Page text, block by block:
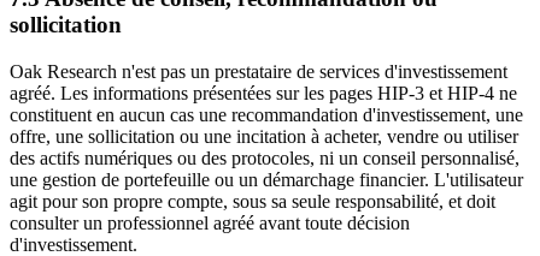
sollicitation
Oak Research n'est pas un prestataire de services d'investissement
agréé. Les informations présentées sur les pages HIP-3 et HIP-4 ne
constituent en aucun cas une recommandation d'investissement, une
offre, une sollicitation ou une incitation à acheter, vendre ou utiliser
des actifs numériques ou des protocoles, ni un conseil personnalisé,
une gestion de portefeuille ou un démarchage financier. L'utilisateur
agit pour son propre compte, sous sa seule responsabilité, et doit
consulter un professionnel agréé avant toute décision
d'investissement.